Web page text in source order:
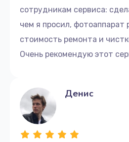
сотрудникам сервиса:
чем я просил, фотоаппарат
стоимость ремонта и
Очень рекомендую этот
Денис